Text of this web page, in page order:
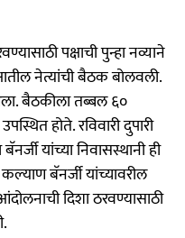
पक्षाची पुन्हा नव्याने
नेत्यांची बैठक बोलवली.
बैठकीला तब्बल ६०
होते. रविवारी दुपारी
यांच्या निवासस्थानी ही
बॅनर्जी यांच्यावरील
दिशा ठरवण्यासाठी